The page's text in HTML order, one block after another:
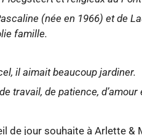
(née en 1966) et de
famille.
il aimait beaucoup jardiner.
travail, de patience, d’amour
de jour souhaite à Arlette &